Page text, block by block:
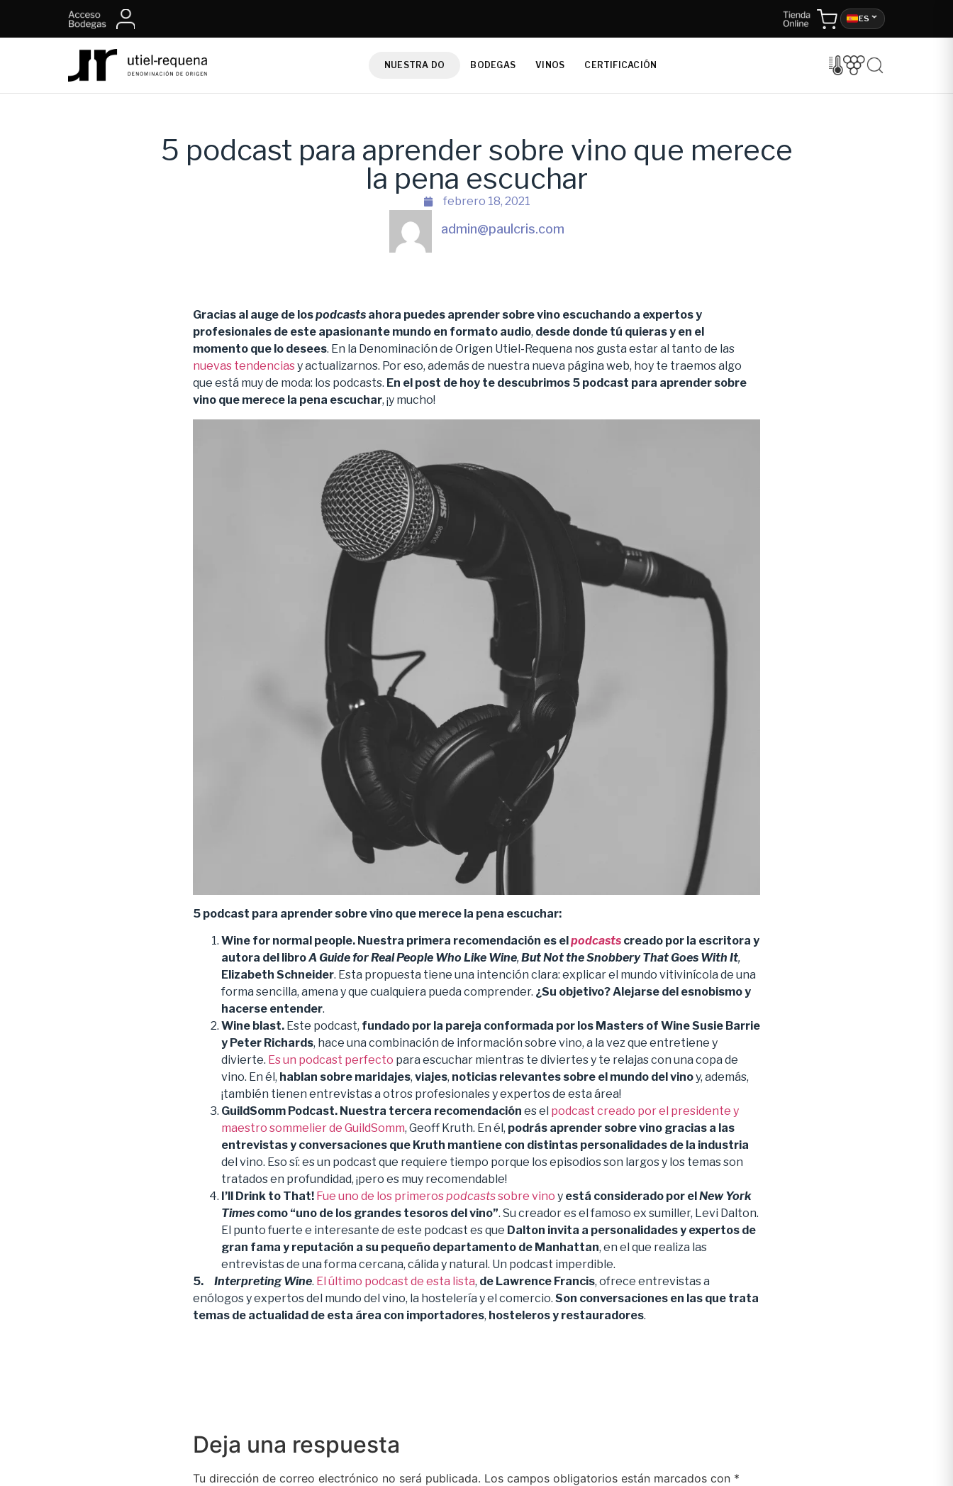
ES
NUESTRA DO BODEGAS VINOS CERTIFICACIÓN
5 podcast para aprender sobre vino que merece
la pena escuchar
febrero 18, 2021
admin@paulcris.com
Gracias al auge de lospodcasts ahora puedes aprender sobre vino escuchando a expertos y
profesionales de este apasionante mundo en formato audio, desde donde tú quieras y en el
momento que lo desees. En la Denominación de Origen Utiel-Requena nos gusta estar al tanto de las
nuevas tendenciasy actualizarnos. Por eso, además de nuestra nueva página web, hoy te traemos algo
que está muy de moda: los podcasts. En el post de hoy te descubrimos 5 podcast para aprender sobre
vino que merece la pena escuchar, ¡y mucho!
5 podcast para aprender sobre vino que merece la pena escuchar:
Wine for normal people. Nuestra primera recomendación es el podcasts creado por la escritora y
autora del libroA Guide for Real People Who Like Wine,But Not the Snobbery That Goes With It,
Elizabeth Schneider. Esta propuesta tiene una intención clara: explicar el mundo vitivinícola de una
forma sencilla, amena y que cualquiera pueda comprender. ¿Su objetivo? Alejarse del esnobismo y
hacerse entender.
Wine blast. Este podcast, fundado por la pareja conformada por los Masters of Wine Susie Barrie
y Peter Richards, hace una combinación de información sobre vino, a la vez que entretiene y
divierte. Es un podcast perfecto para escuchar mientras te diviertes y te relajas con una copa de
vino. En él, hablan sobre maridajes, viajes, noticias relevantes sobre el mundo del vinoy, además,
¡también tienen entrevistas a otros profesionales y expertos de esta área!
GuildSomm Podcast. Nuestra tercera recomendación es el podcast creado por el presidente y
maestro sommelier de GuildSomm, Geoff Kruth. En él, podrás aprender sobre vino gracias a las
entrevistas y conversaciones que Kruth mantiene con distintas personalidades de la industria
del vino. Eso sí: es un podcast que requiere tiempo porque los episodios son largos y los temas son
tratados en profundidad, ¡pero es muy recomendable!
I’ll Drink to That! Fue uno de los primerospodcastssobre vino y está considerado por el New York
Times como “uno de los grandes tesoros del vino”. Su creador es el famoso ex sumiller, Levi Dalton.
El punto fuerte e interesante de este podcast es que Dalton invita a personalidades y expertos de
gran fama y reputación a su pequeño departamento de Manhattan, en el que realiza las
entrevistas de una forma cercana, cálida y natural. Un podcast imperdible.
5. Interpreting Wine. El último podcast de esta lista, de Lawrence Francis, ofrece entrevistas a
enólogos y expertos del mundo del vino, la hostelería y el comercio. Son conversaciones en las que trata
temas de actualidad de esta área con importadores, hosteleros y restauradores.
Deja una respuesta
Tu dirección de correo electrónico no será publicada. Los campos obligatorios están marcados con *